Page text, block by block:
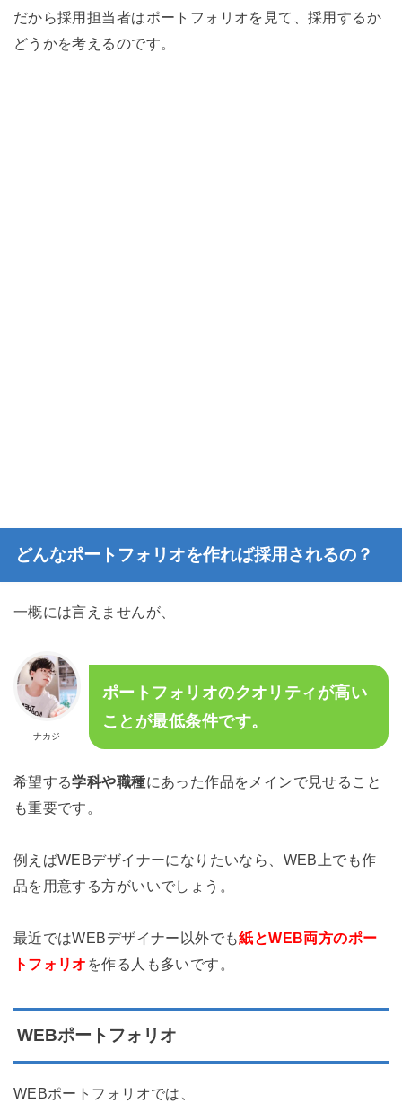
だから採用担当者はポートフォリオを見て、採用するか
どうかを考えるのです。
どんなポートフォリオを作れば採用されるの？
一概には言えませんが、
ナカジ
ポートフォリオのクオリティが高い
ことが最低条件です。
希望する学科や職種にあった作品をメインで見せること
も重要です。
例えばWEBデザイナーになりたいなら、WEB上でも作
品を用意する方がいいでしょう。
最近ではWEBデザイナー以外でも紙とWEB両方のポー
トフォリオ を作る人も多いです。
WEBポートフォリオ
WEBポートフォリオでは、